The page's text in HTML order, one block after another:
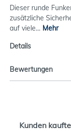
Dieser runde
zusätzliche
auf viele… Mehr
Details
Bewertungen
Kunden